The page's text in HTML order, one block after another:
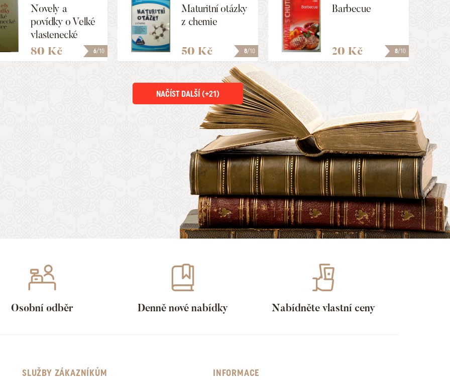
6/10
Novely a
povídky o Velké
vlastenecké
válce
80 Kč 8/10
Maturitní otázky
z chemie
50 Kč 8/10
Barbecue
20 Kč
NAČÍST DALŠÍ (+21)
Osobní odběr Denně nové nabídky Nabídněte vlastní ceny
SLUŽBY ZÁKAZNÍKŮM INFORMACE